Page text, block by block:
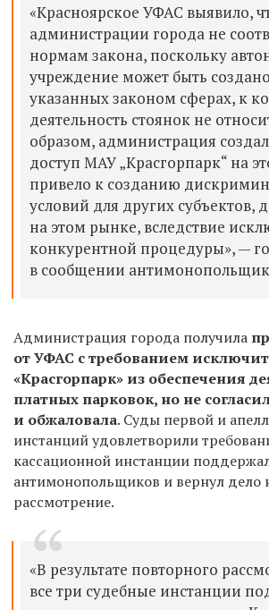
«Красноярское УФАС выявило,
администрации города не
нормам закона, поскольку
учреждение может быть
указанных законом сферах, к
деятельность стоянок не
образом, администрация
доступ МАУ „Красгорпарк“ на
привело к созданию
условий для других субъектов,
на этом рынке, вследствие
конкурентной процедуры», —
в сообщении
Администрация города получила
от УФАС с требованием
«Красгорпарк» из обеспечения
платных парковок, но не
и обжаловала. Суды первой и
инстанций удовлетворили
кассационной инстанции
антимонопольщиков и вернул дело
рассмотрение.
«В результате повторного
все три судебные инстанции